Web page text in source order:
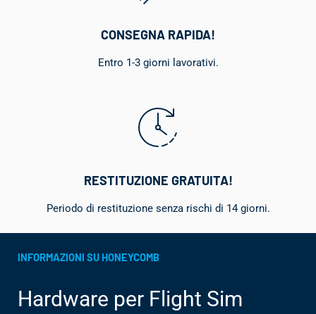
CONSEGNA RAPIDA!
Entro 1-3 giorni lavorativi.
RESTITUZIONE GRATUITA!
Periodo di restituzione senza rischi di 14 giorni.
INFORMAZIONI SU HONEYCOMB
Hardware per Flight Sim